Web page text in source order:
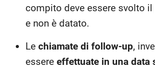
compito deve essere svolto
e non è datato.
Le chiamate di follow-up,
essere effettuate in una data